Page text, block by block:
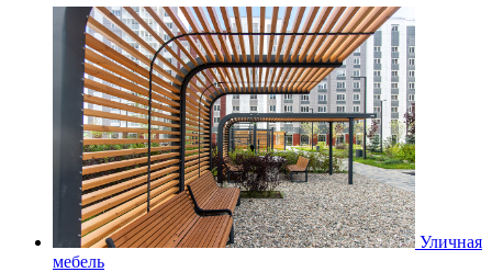
Уличная
мебель